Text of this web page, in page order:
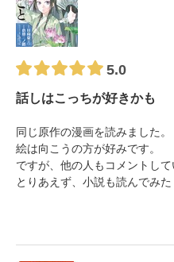
5.0
話しはこっちが好きかも
同じ原作の漫画を読みました。
絵は向こうの方が好みです。
ですが、他の人もコメントし
とりあえず、小説も読んでみた